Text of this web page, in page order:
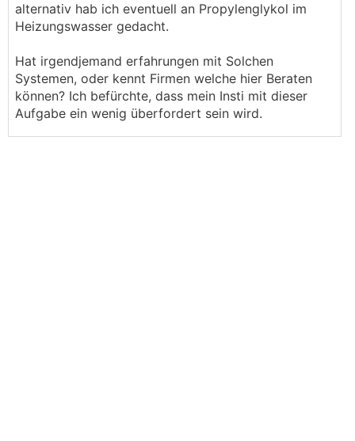
alternativ hab ich eventuell an Propylenglykol im
Heizungswasser gedacht.
Hat irgendjemand erfahrungen mit Solchen
Systemen, oder kennt Firmen welche hier Beraten
können? Ich befürchte, dass mein Insti mit dieser
Aufgabe ein wenig überfordert sein wird.